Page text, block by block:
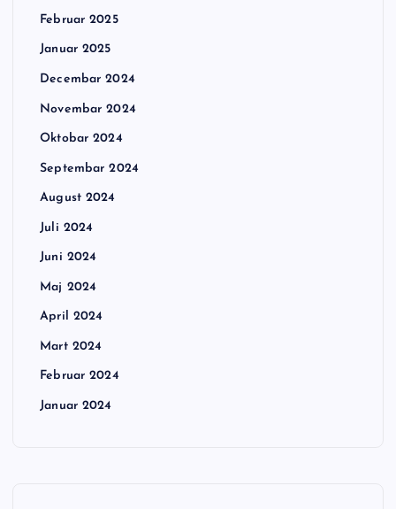
Februar 2025
Januar 2025
Decembar 2024
Novembar 2024
Oktobar 2024
Septembar 2024
August 2024
Juli 2024
Juni 2024
Maj 2024
April 2024
Mart 2024
Februar 2024
Januar 2024